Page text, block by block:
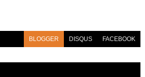
BLOGGER DISQUS FACEBOOK